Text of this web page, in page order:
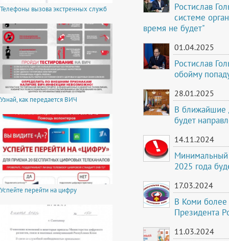
Телефоны вызова экстренных служб
Узнай, как передается ВИЧ
Успейте перейти на цифру
Ростислав
системе
время не будет"
01.04.2025
Ростислав
обойму
28.01.2025
В ближайшие
будет
14.11.2024
Минимальный
2025 года
17.03.2024
В Коми более
Президента
11.03.2024